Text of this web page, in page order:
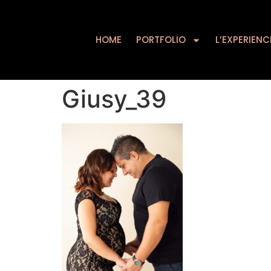
HOME PORTFOLIO
Giusy_39